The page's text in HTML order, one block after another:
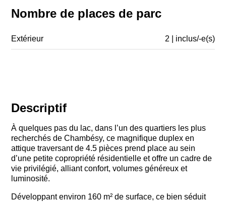
Descriptif
À quelques pas du lac, dans l’un des quartiers les plus
recherchés deChambésy, ce magnifique duplex en
attique traversant de 4.5 pièces prend place au sein
d’une petite copropriété résidentielle et offre un cadre de
vie privilégié, alliant confort, volumes généreux et
luminosité.
Développant environ 160 m² de surface, ce bien séduit
Nombre de places de parc
Extérieur 2 | inclus/-e(s)